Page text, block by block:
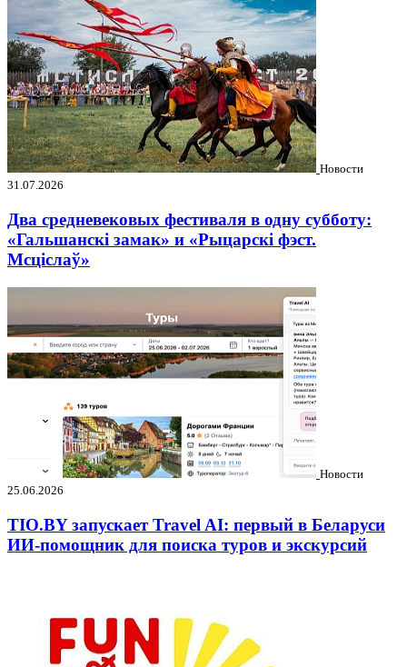
Новости
31.07.2026
Два средневековых фестиваля в одну субботу:
«Гальшанскі замак» и «Рыцарскі фэст.
Мсціслаў»
Новости
25.06.2026
TIO.BY запускает Travel AI: первый в Беларуси
ИИ-помощник для поиска туров и экскурсий